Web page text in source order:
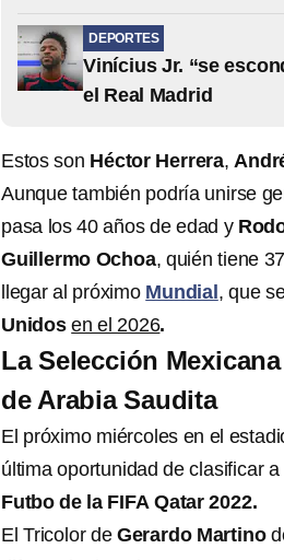
DEPORTES
Vinícius Jr. “se
el Real Madrid
Estos son Héctor Herrera,
Aunque también podría unirse
pasa los 40 años de edad y
Guillermo Ochoa, quién tiene
llegar al próximo Mundial , que
Unidosen el 2026.
La Selección
de Arabia Saudita
El próximo miércoles en el
última oportunidad de clasificar
Futbo de la FIFA Qatar 2022.
El Tricolor de Gerardo Martino